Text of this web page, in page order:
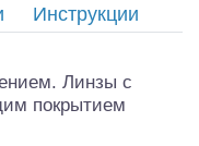
Инструкции
Линзы с
покрытием